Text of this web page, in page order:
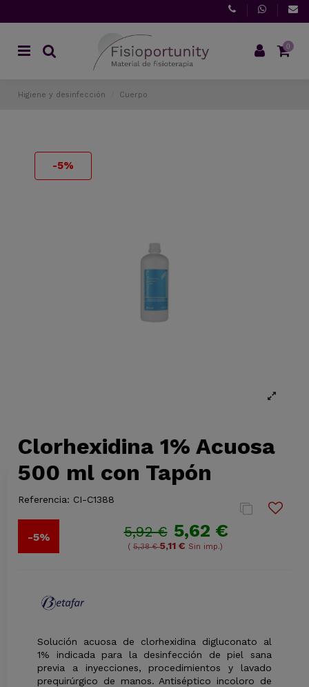
0
Higiene y desinfección Cuerpo
-5%
Clorhexidina 1% Acuosa
500 ml con Tapón
Referencia: CI-C1388
-5% 5,92 € 5,62 €
( 5,38 €5,11 € Sin imp.)
Solución acuosa de clorhexidina digluconato al
1% indicada para la desinfección de piel sana
previa a inyecciones, procedimientos y lavado
prequirúrgico de manos. Antiséptico incoloro de